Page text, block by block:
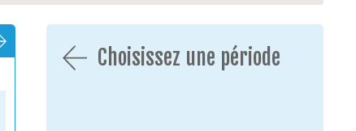
Choisissez une période